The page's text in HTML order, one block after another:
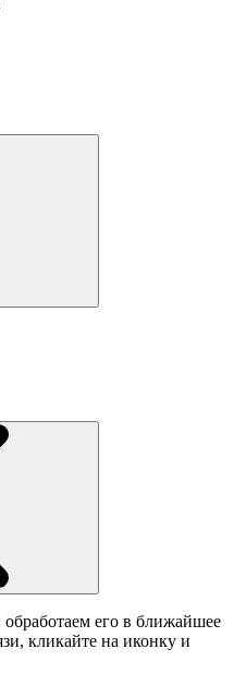
его в ближайшее
кликайте на иконку и